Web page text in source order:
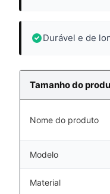
Durável e de
Tamanho do
Nome do produto
Modelo
Material